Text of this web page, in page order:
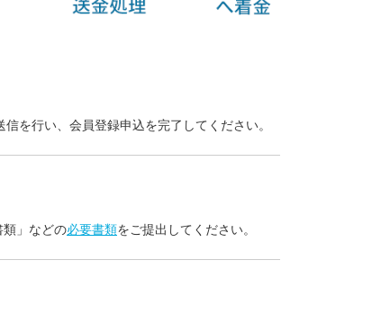
を行い、会員登録申込を完了してください。
類」などの必要書類をご提出してください。